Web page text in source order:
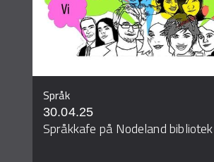
Språk
30.04.25
Språkkafe på Nodeland bibliotek